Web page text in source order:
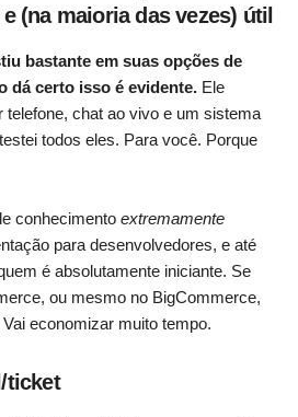
(na maioria das vezes) útil
bastante em suas opções de
dá certo isso é evidente. Ele
telefone, chat ao vivo e um sistema
todos eles. Para você. Porque
conhecimento extremamente
para desenvolvedores, e até
é absolutamente iniciante. Se
ou mesmo no BigCommerce,
Vai economizar muito tempo.
ticket